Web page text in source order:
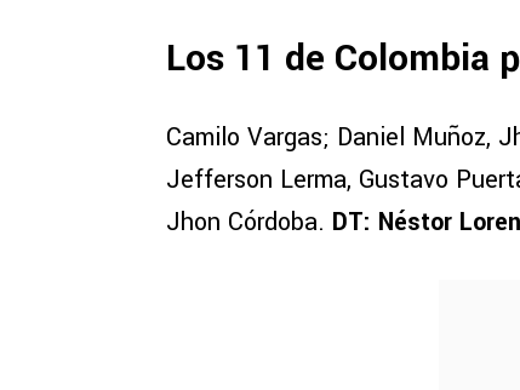
Los 11 de Colombia
Camilo Vargas; Daniel Muñoz,
Jefferson Lerma, Gustavo
Jhon Córdoba. DT: Néstor